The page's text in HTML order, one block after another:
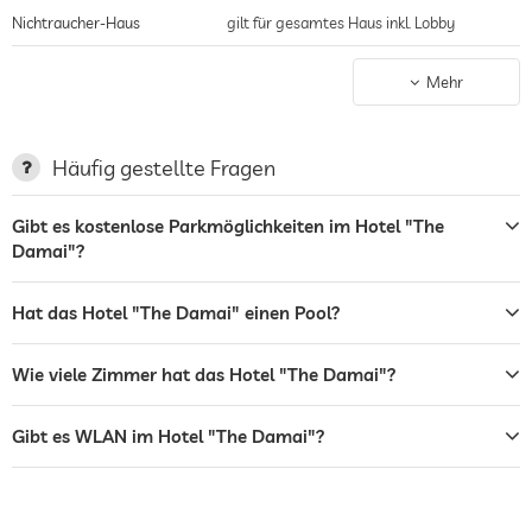
Nichtraucher-Haus gilt für gesamtes Haus inkl. Lobby
Wäscheservice
Sonnenliegen
Restaurant
Zimmerservice
Mehr
Häufig gestellte Fragen
Gibt es kostenlose Parkmöglichkeiten im Hotel "The
Damai"?
Hat das Hotel "The Damai" einen Pool?
Wie viele Zimmer hat das Hotel "The Damai"?
Gibt es WLAN im Hotel "The Damai"?